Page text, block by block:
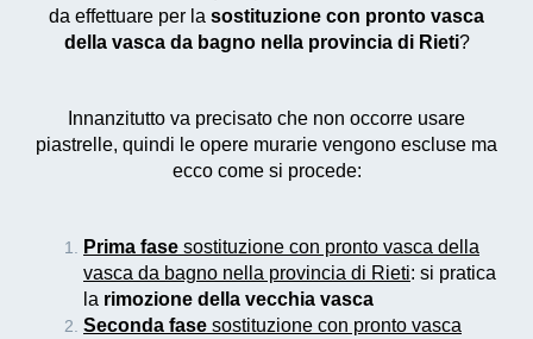
da effettuare per la sostituzione con pronto vasca
della vasca da bagno nella provincia di Rieti?
Innanzitutto va precisato che non occorre usare
piastrelle, quindi le opere murarie vengono escluse ma
ecco come si procede:
Prima fase sostituzione con pronto vasca della
vasca da bagno nella provincia di Rieti: si pratica
la rimozione della vecchia vasca
Seconda fase sostituzione con pronto vasca